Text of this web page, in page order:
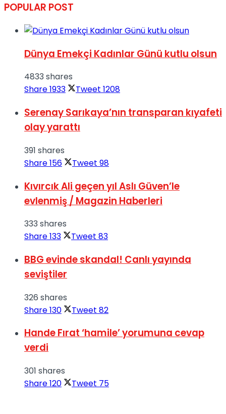
POPULAR POST
Dünya Emekçi Kadınlar Günü kutlu olsun
4833 shares
Share1933 Tweet 1208
Serenay Sarıkaya’nın transparan kıyafeti
olay yarattı
391 shares
Share156 Tweet 98
Kıvırcık Ali geçen yıl Aslı Güven’le
evlenmiş / Magazin Haberleri
333 shares
Share133 Tweet 83
BBG evinde skandal! Canlı yayında
seviştiler
326 shares
Share130 Tweet 82
Hande Fırat ‘hamile’ yorumuna cevap
verdi
301 shares
Share120 Tweet 75